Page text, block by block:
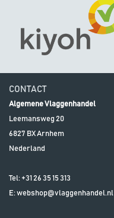
CONTACT
Algemene Vlaggenhandel
Leemansweg 20
6827 BXArnhem
Nederland
Tel: +31 26 35 15 313
E:webshop@vlaggenhandel.nl